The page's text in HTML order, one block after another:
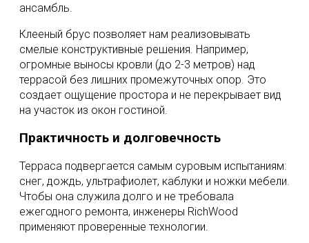
ансамбль.
Клееный брус позволяет нам реализовывать
смелые конструктивные решения. Например,
огромные выносы кровли (до 2-3 метров) над
террасой без лишних промежуточных опор. Это
создает ощущение простора и не перекрывает вид
на участок из окон гостиной.
Практичность и долговечность
Терраса подвергается самым суровым испытаниям:
снег, дождь, ультрафиолет, каблуки и ножки мебели.
Чтобы она служила долго и не требовала
ежегодного ремонта, инженеры RichWood
применяют проверенные технологии.